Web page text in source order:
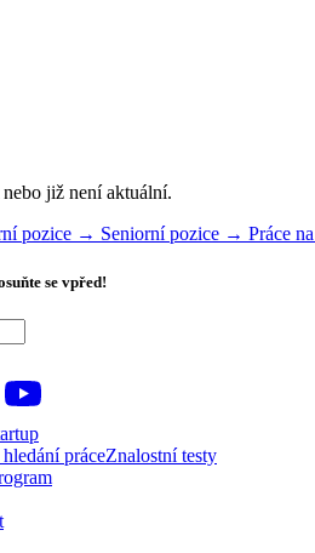
již není aktuální.
pozice → Seniorní pozice → Práce
se vpřed!
práceZnalostní testy